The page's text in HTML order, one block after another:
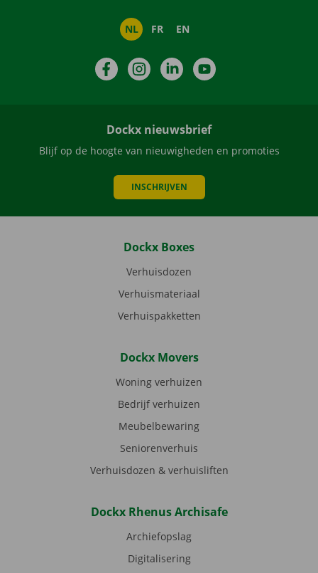
NL FR EN
FacebookInstagramLinkedIn
Dockx nieuwsbrief
Blijf op de hoogte van nieuwigheden en promoties
INSCHRIJVEN
Dockx Boxes
Verhuisdozen
Verhuismateriaal
Verhuispakketten
Dockx Movers
Woning verhuizen
Bedrijf verhuizen
Meubelbewaring
Seniorenverhuis
Verhuisdozen & verhuisliften
Dockx Rhenus Archisafe
Archiefopslag
Digitalisering